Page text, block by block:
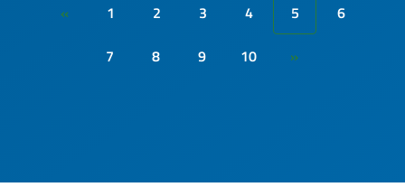
« 1 2 3 4 5
6
7
8 9 10 »